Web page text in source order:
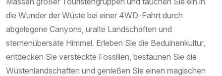
die Wunder der Wüste bei einer 4WD-Fahrt durch
abgelegene Canyons, uralte Landschaften und
sternenübersäte Himmel. Erleben Sie die Beduinenkultur,
entdecken Sie versteckte Fossilien, bestaunen Sie die
Wüstenlandschaften und genießen Sie einen magischen